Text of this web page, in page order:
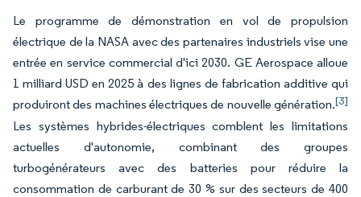
Le programme de démonstration en vol de propulsion
électrique de la NASA avec des partenaires industriels vise une
entrée en service commercial d'ici 2030. GE Aerospace alloue
1 milliard USD en 2025 à des lignes de fabrication additive qui
produiront des machines électriques de nouvelle génération.[3]
Les systèmes hybrides-électriques comblent les limitations
actuelles d'autonomie, combinant des groupes
turbogénérateurs avec des batteries pour réduire la
consommation de carburant de 30 % sur des secteurs de 400